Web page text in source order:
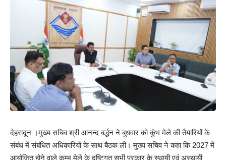
देहरादून ।मुख्य सचिव श्री आनन्द बर्द्धन ने बुधवार को कुंभ मेले की तैयारियों के
संबंध में संबंधित अधिकारियों के साथ बैठक ली। मुख्य सचिव ने कहा कि 2027 में
आयोजित होने वाले कुम्भ मेले के दृष्टिगत सभी प्रकार के स्थायी एवं अस्थायी